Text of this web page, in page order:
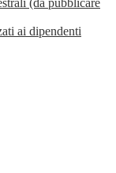
(da pubblicare
ai dipendenti